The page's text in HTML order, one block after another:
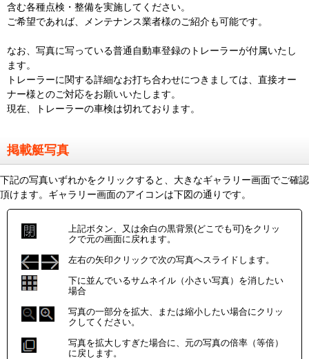
含む各種点検・整備を実施してください。
ご希望であれば、メンテナンス業者様のご紹介も可能です。
なお、写真に写っている普通自動車登録のトレーラーが付属いたし
ます。
トレーラーに関する詳細なお打ち合わせにつきましては、直接オー
ナー様とのご対応をお願いいたします。
現在、トレーラーの車検は切れております。
掲載艇写真
下記の写真いずれかをクリックすると、大きなギャラリー画面でご確認
頂けます。ギャラリー画面のアイコンは下図の通りです。
上記ボタン、又は余白の黒背景(どこでも可)をクリッ
クで元の画面に戻れます。
左右の矢印クリックで次の写真へスライドします。
下に並んでいるサムネイル（小さい写真）を消したい
場合
写真の一部分を拡大、または縮小したい場合にクリッ
クしてください。
写真を拡大しすぎた場合に、元の写真の倍率（等倍）
に戻します。